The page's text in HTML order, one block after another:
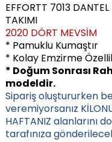
EFFORTT 7013
TAKIMI
2020 DÖRT MEVSİM
* Pamuklu Kumaştır
* Kolay Emzirme
* Doğum Sonrası
modeldir.
Sipariş oluştururken
veremiyorsanız
HAFTANIZ alanlarını
tarafınıza